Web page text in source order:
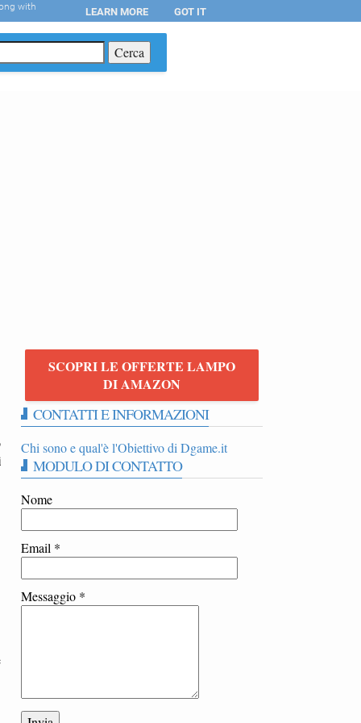
SCOPRI LE OFFERTE LAMPO
DI AMAZON
CONTATTI E INFORMAZIONI
Chi sono e qual'è l'Obiettivo di Dgame.it
MODULO DI CONTATTO
Nome
Email *
Messaggio *
with LEARN MORE GOT IT